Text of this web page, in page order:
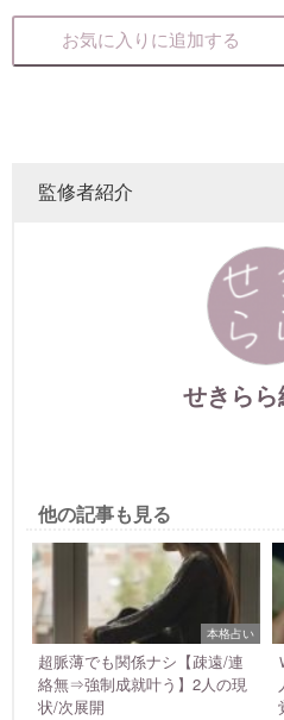
お気に入りに追加する
監修者紹介
せきら
他の記事も見る
本格占い
超脈薄でも関係ナシ【疎遠/連
絡無⇒強制成就叶う】2人の現
状/次展開